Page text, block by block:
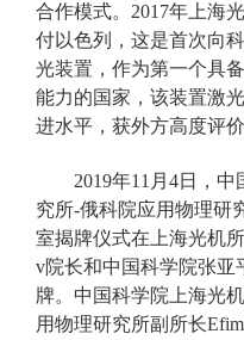
合作模式。2017年上海
付以色列，这是首次向
光装置，作为第一个具
能力的国家，该装置激
进水平，获外方高度评价
2019年11月4日，
究所-俄科院应用物理研
室揭牌仪式在上海光机
v院长和中国科学院张亚
牌。中国科学院上海光
用物理研究所副所长